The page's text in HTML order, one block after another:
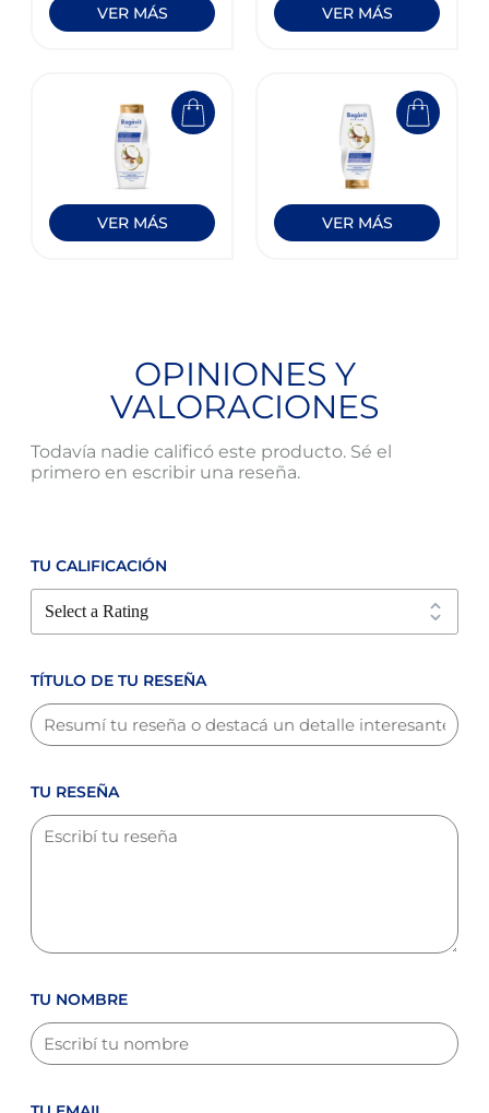
VER MÁS VER MÁS
VER MÁS VER MÁS
OPINIONES Y
VALORACIONES
Todavía nadie calificó este producto. Sé el
primero en escribir una reseña.
TU CALIFICACIÓN
TÍTULO DE TU RESEÑA
TU RESEÑA
TU NOMBRE